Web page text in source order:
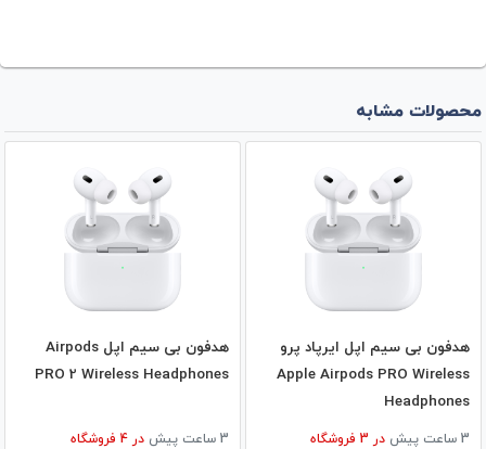
محصولات مشابه
هدفون بی‌ سیم اپل ایرپاد پرو
Apple Airpods PRO Wireless
Headphones
3 ساعت پیش در فروشگاه
هدفون بی‌ سیم اپل Airpods
PRO 2 Wireless Headphones
3 ساعت پیش در فروشگاه